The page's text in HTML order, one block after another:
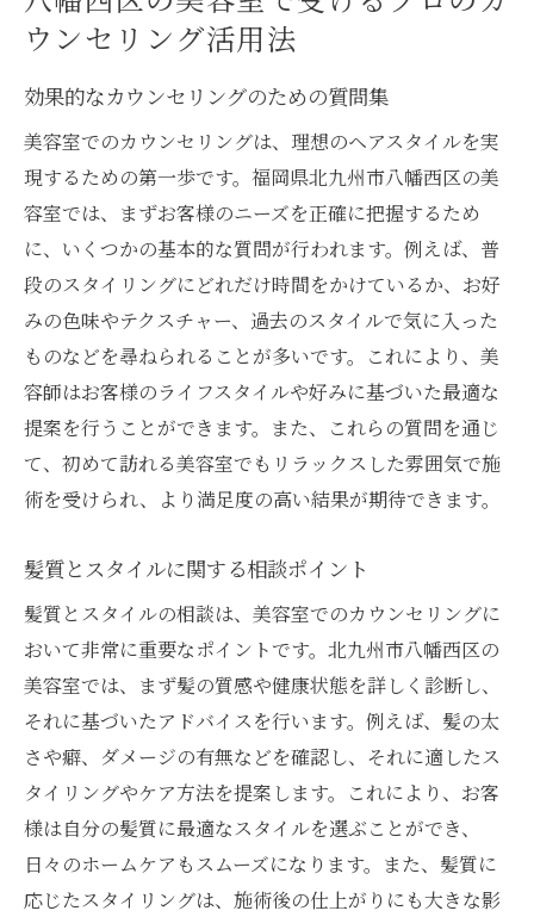
ウンセリング活用法
効果的なカウンセリングのための質問集
美容室でのカウンセリングは、理想のヘアスタイルを実
現するための第一歩です。福岡県北九州市八幡西区の美
容室では、まずお客様のニーズを正確に把握するため
に、いくつかの基本的な質問が行われます。例えば、普
段のスタイリングにどれだけ時間をかけているか、お好
みの色味やテクスチャー、過去のスタイルで気に入った
ものなどを尋ねられることが多いです。これにより、美
容師はお客様のライフスタイルや好みに基づいた最適な
提案を行うことができます。また、これらの質問を通じ
て、初めて訪れる美容室でもリラックスした雰囲気で施
術を受けられ、より満足度の高い結果が期待できます。
髪質とスタイルに関する相談ポイント
髪質とスタイルの相談は、美容室でのカウンセリングに
おいて非常に重要なポイントです。北九州市八幡西区の
美容室では、まず髪の質感や健康状態を詳しく診断し、
それに基づいたアドバイスを行います。例えば、髪の太
さや癖、ダメージの有無などを確認し、それに適したス
タイリングやケア方法を提案します。これにより、お客
様は自分の髪質に最適なスタイルを選ぶことができ、
日々のホームケアもスムーズになります。また、髪質に
応じたスタイリングは、施術後の仕上がりにも大きな影